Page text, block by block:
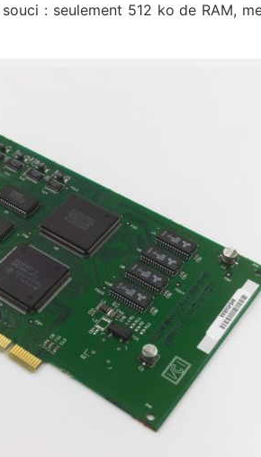
: seulement 512 ko de RAM,